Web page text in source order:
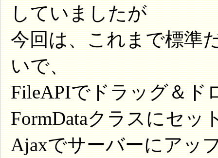
していましたが
今回は、これまで標準
いで、
FileAPIでドラッグ＆ド
FormDataクラスにセッ
Ajaxでサーバーにアッ